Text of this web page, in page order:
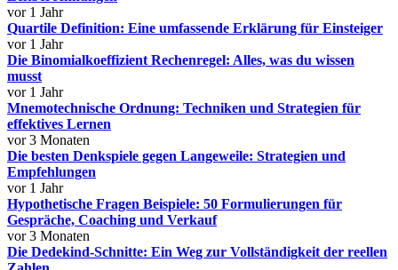
vor 1 Jahr
Quartile Definition: Eine umfassende Erklärung für Einsteiger
vor 1 Jahr
Die Binomialkoeffizient Rechenregel: Alles, was du wissen
musst
vor 1 Jahr
Mnemotechnische Ordnung: Techniken und Strategien für
effektives Lernen
vor 3 Monaten
Die besten Denkspiele gegen Langeweile: Strategien und
Empfehlungen
vor 1 Jahr
Hypothetische Fragen Beispiele: 50 Formulierungen für
Gespräche, Coaching und Verkauf
vor 3 Monaten
Die Dedekind-Schnitte: Ein Weg zur Vollständigkeit der reellen